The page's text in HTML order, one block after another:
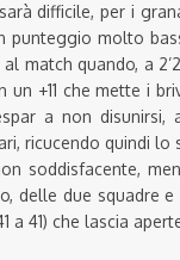
difficile, per i
punteggio molto
match quando, a
+11 che mette i
a non
ricucendo quindi
soddisfacente,
delle due squadre
a 41) che lascia